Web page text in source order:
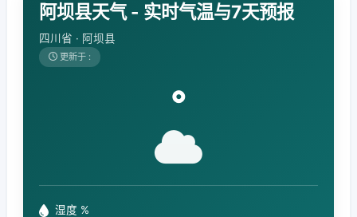
阿坝县天气 - 实时气温与7天预报
四川省 · 阿坝县
更新于 :
°
湿度 %